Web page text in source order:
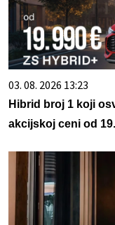
03. 08. 2026 13:23
Hibrid broj 1 koji
akcijskoj ceni od